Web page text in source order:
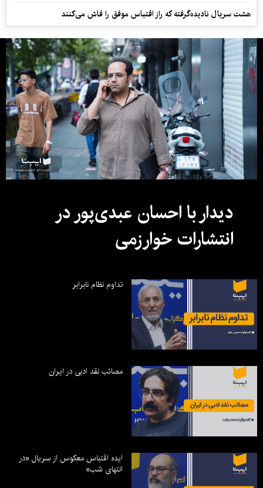
هشت سریال نادیده‌گرفته که راز اقتباس موفق را فاش می‌کنند
دیدار با احسان عبدی‌پور در
انتشارات خوارزمی
تداوم نظام نابرابر
مصائب نقد ادبی در ایران
ایده اقتباس معکوس از سریال «در
انتهای شب»